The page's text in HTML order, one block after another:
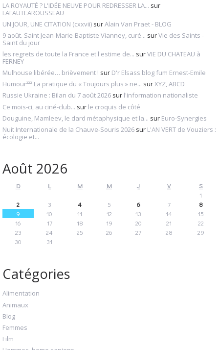
LA ROYAUTÉ ? L'IDÉE NEUVE POUR REDRESSER LA... sur
LAFAUTEAROUSSEAU
UN JOUR, UNE CITATION (cxxvii) surAlain Van Praet - BLOG
9 août. Saint Jean-Marie-Baptiste Vianney, curé... surVie des Saints -
Saint du jour
les regrets de toute la France et l'estime de... surVIE DU CHATEAU à
FERNEY
Mulhouse libérée… brièvement ! sur D'r Elsass blog fum Ernest-Emile
Humour²²² La pratique du « Toujours plus » ne... surXYZ, ABCD
Russie Ukraine : Bilan du 7 août 2026 sur l'information nationaliste
Ce mois-ci, au ciné-club... sur le croquis de côté
Douguine, Mamleev, le dard métaphysique et la... sur Euro-Synergies
Nuit Internationale de la Chauve-Souris 2026 sur L'AN VERT de Vouziers :
écologie et...
Août 2026
D L M M J V
S
1
2
3 4 5 6 7
8
9
10 11 12 13 14
15
16
17 18 19 20 21
22
23
24 25 26 27 28
29
30
31
Catégories
Alimentation
Animaux
Blog
Femmes
Film